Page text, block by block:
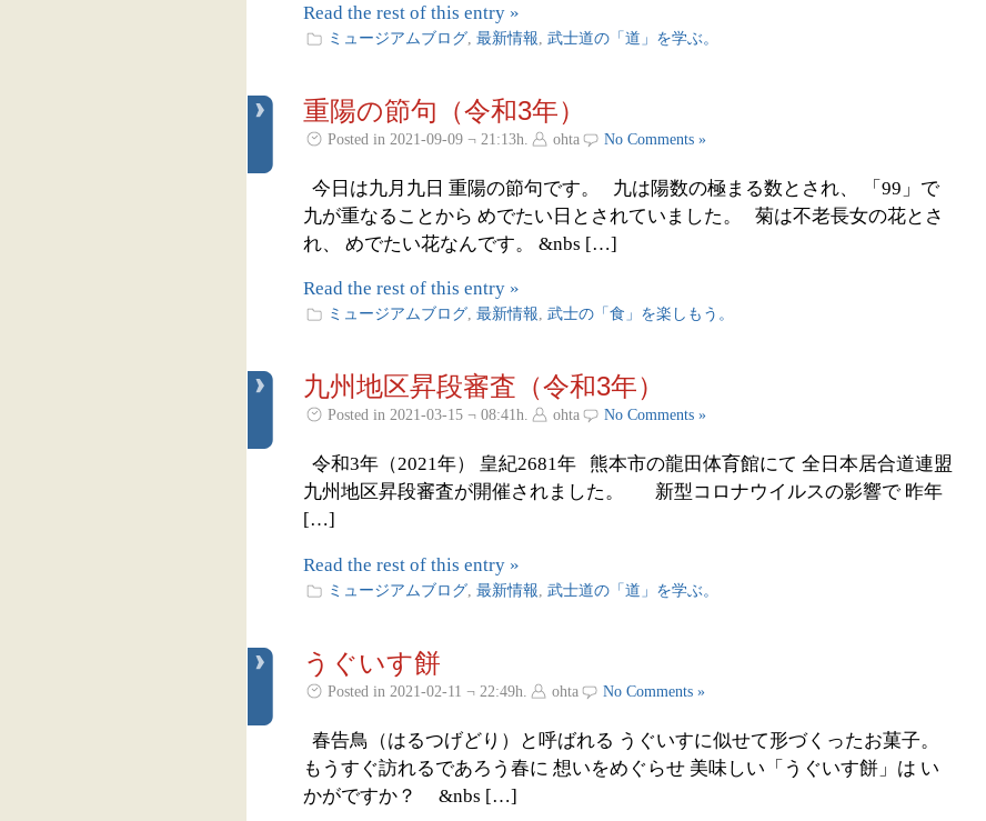
Read the rest of this entry »
ミュージアムブログ 最新情報 武士道の「道」を学ぶ。
重陽の節句（令和3年）
Posted in 2021-09-09 ¬ 21:13h. ohta No Comments »
今日は九月九日 重陽の節句です。 九は陽数の極まる数とされ、 「99」で
九が重なることから めでたい日とされていました。 菊は不老長女の花とさ
れ、 めでたい花なんです。 &nbs […]
Read the rest of this entry »
ミュージアムブログ, 最新情報, 武士の「食」を楽しもう。
九州地区昇段審査（令和3年）
Posted in 2021-03-15 ¬ 08:41h. ohta No Comments »
令和3年（2021年） 皇紀2681年 熊本市の龍田体育館にて 全日本居合道連盟
九州地区昇段審査が開催されました。 新型コロナウイルスの影響で 昨年
[…]
Read the rest of this entry »
ミュージアムブログ 最新情報 武士道の「道」を学ぶ。
うぐいす餅
Posted in 2021-02-11 ¬ 22:49h. ohta No Comments »
春告鳥（はるつげどり）と呼ばれる うぐいすに似せて形づくったお菓子。
もうすぐ訪れるであろう春に 想いをめぐらせ 美味しい「うぐいす餅」は い
かがですか？ &nbs […]